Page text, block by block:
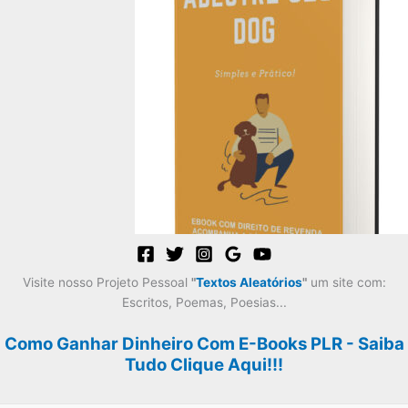
Visite nosso Projeto Pessoal "Textos Aleatórios"um site com:
Escritos, Poemas, Poesias...
Como Ganhar Dinheiro Com E-Books PLR - Saiba
Tudo Clique Aqui!!!